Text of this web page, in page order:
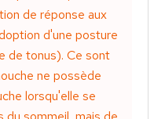
de réponse aux
d'une posture
de tonus). Ce sont
ne possède
lorsqu'elle se